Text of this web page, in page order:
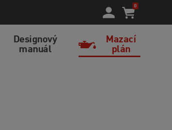
0
Designový
manuál
Mazací
plán